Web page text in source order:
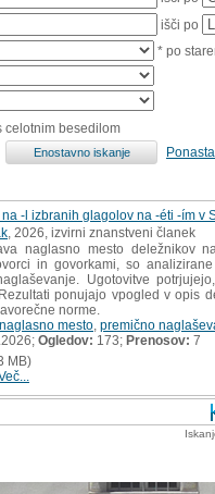
išči po
* po
celotnim besedilom
-l izbranih glagolov na -éti -ím v
, 2026, izvirni znanstveni članek
naglasno mesto deležnikov
in govorkami, so
Ugotovitve
ponujajo vpogled v opis
norme.
naglasno mesto premično
Ogledov: 173; Prenosov: 7
MB)